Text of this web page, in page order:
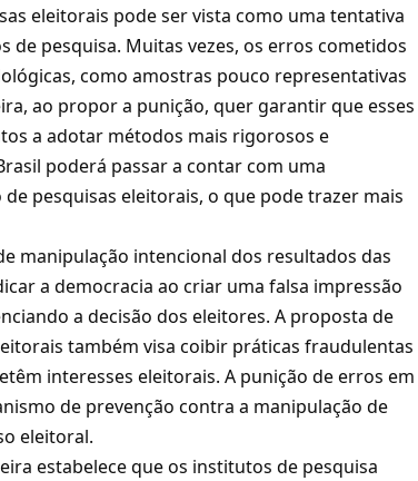
eleitorais pode ser vista como uma tentativa
pesquisa. Muitas vezes, os erros cometidos
como amostras pouco representativas
ao propor a punição, quer garantir que esses
a adotar métodos mais rigorosos e
poderá passar a contar com uma
pesquisas eleitorais, o que pode trazer mais
manipulação intencional dos resultados das
a democracia ao criar uma falsa impressão
a decisão dos eleitores. A proposta de
também visa coibir práticas fraudulentas
interesses eleitorais. A punição de erros em
de prevenção contra a manipulação de
eleitoral.
estabelece que os institutos de pesquisa